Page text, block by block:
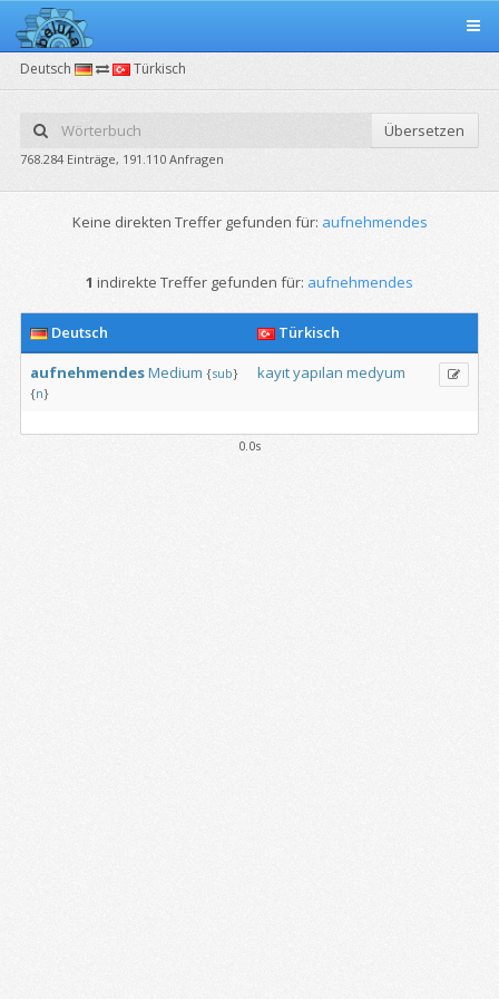
Deutsch Türkisch
Übersetzen
768.284 Einträge, 191.110 Anfragen
Keine direkten Treffer gefunden für: aufnehmendes
1 indirekte Treffer gefunden für: aufnehmendes
Deutsch
Türkisch
aufnehmendesMedium {sub}
{n}
kayıtyapılan medyum
0.0s